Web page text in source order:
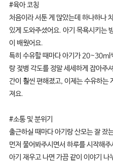
#육아 코칭
처음이라 서툰 게 많았는데 하나하나
있게 도와주셨어요. 아기 목욕시키는
이 배웠어요.
특히 수유할 때마다 아기가 20~30ml
랑 젖병 각도를 정말 세세하게 잡아주
간이 훨씬 편해졌고, 이제는 수유하는
져요.
#소통 및 분위기
출근하실 때마다 아기랑 산모는 잘 잤
먼저 물어봐주시면서 하루를 시작해
아기 재우고 나면 가끔 같이 이야기 나